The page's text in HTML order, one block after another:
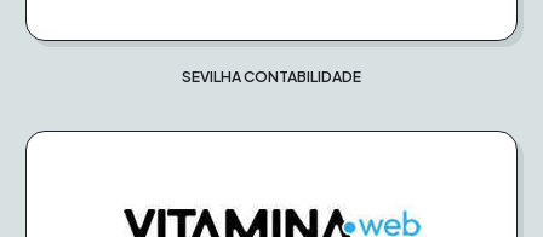
SEVILHA CONTABILIDADE